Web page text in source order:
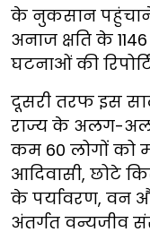
के नुकसान
अनाज क्षति के
घटनाओं की
दूसरी तरफ इस
राज्य के अलग-
कम 60 लोगों को
आदिवासी, छोटे
के पर्यावरण, वन
अंतर्गत वन्यजीव